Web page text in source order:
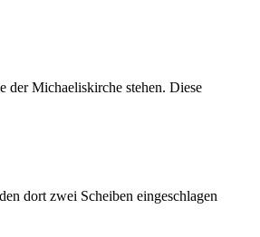
der Michaeliskirche stehen. Diese
dort zwei Scheiben eingeschlagen